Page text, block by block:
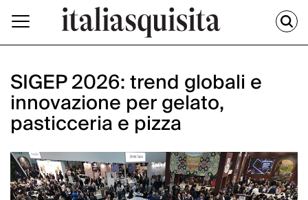
SIGEP 2026: trend globali e
innovazione per gelato,
pasticceria e pizza